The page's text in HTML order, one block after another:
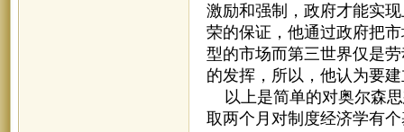
激励和强制，政府才能实
荣的保证，他通过政府把
型的市场而第三世界仅是
的发挥，所以，他认为要
以上是简单的对奥尔森思
取两个月对制度经济学有